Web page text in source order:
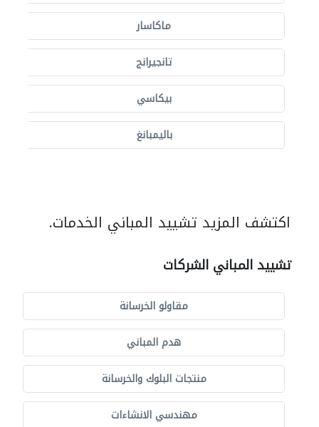
ماكاسار
تانجيرانج
بيكاسي
باليمبانغ
اكتشف المزيد تشييد المباني الخدمات.
تشييد المباني الشركات
مقاولو الخرسانة
هدم المباني
منتجات البلوك والخرسانة
مهندسي الانشاءات